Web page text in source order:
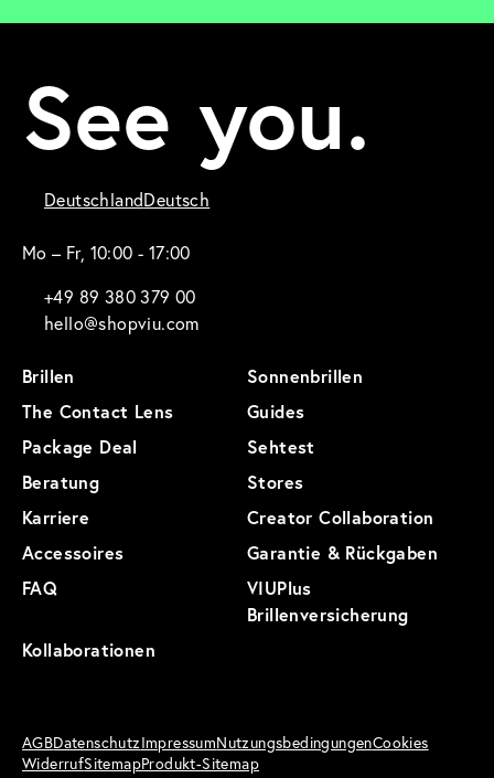
See you.
DeutschlandDeutsch
Mo – Fr, 10:00 - 17:00
+49 89 380 379 00
hello@shopviu.com
Brillen
Sonnenbrillen
The Contact Lens
Guides
Package Deal
Sehtest
Beratung
Stores
Karriere
Creator Collaboration
Accessoires
Garantie & Rückgaben
FAQ
VIUPlus
Brillenversicherung
Kollaborationen
AGBDatenschutzImpressumNutzungsbedingungenCookies
WiderrufSitemapProdukt-Sitemap